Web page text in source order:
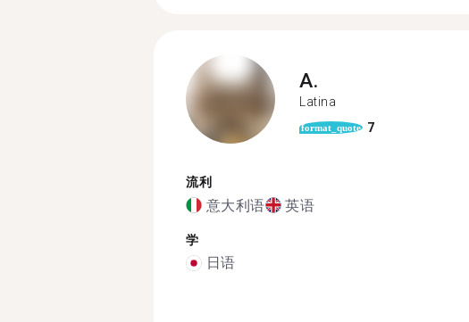
A.
Latina
format_quote 7
流利
意大利语 英语
学
日语